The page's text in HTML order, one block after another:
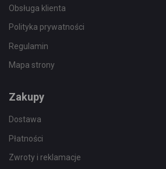
Obsługa klienta
Polityka prywatności
Regulamin
Mapa strony
Zakupy
Dostawa
Płatności
Zwroty i reklamacje